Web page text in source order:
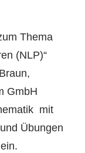
Thema
(NLP)“
GmbH
mit
Übungen